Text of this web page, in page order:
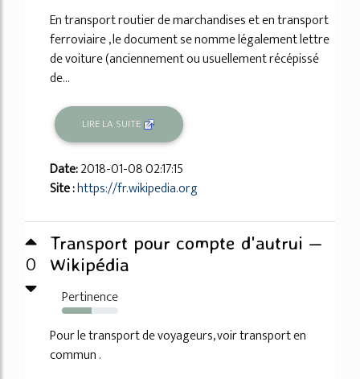
En transport routier de marchandises et en transport
ferroviaire , le document se nomme légalement lettre
de voiture (anciennement ou usuellement récépissé
de...
LIRE LA SUITE
Date:2018-01-08 02:17:15
Site :https://fr.wikipedia.org
0
Transport pour compte d'autrui —
Wikipédia
Pertinence
53%
Pour le transport de voyageurs, voir transport en
commun .